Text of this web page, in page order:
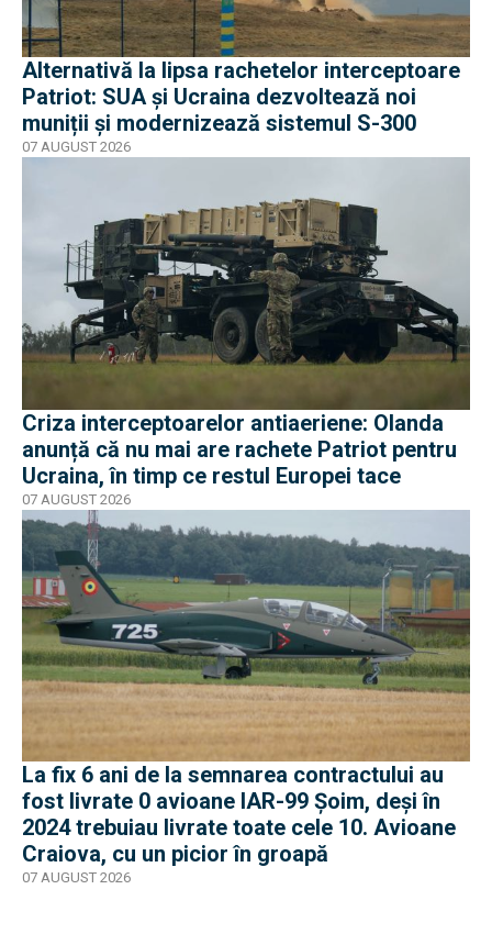
Alternativă la lipsa rachetelor interceptoare
Patriot: SUA și Ucraina dezvoltează noi
muniții și modernizează sistemul S-300
07 AUGUST 2026
Criza interceptoarelor antiaeriene: Olanda
anunță că nu mai are rachete Patriot pentru
Ucraina, în timp ce restul Europei tace
07 AUGUST 2026
La fix 6 ani de la semnarea contractului au
fost livrate 0 avioane IAR-99 Șoim, deși în
2024 trebuiau livrate toate cele 10. Avioane
Craiova, cu un picior în groapă
07 AUGUST 2026